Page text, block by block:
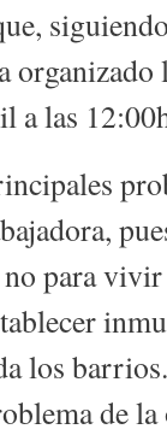
a las
para
los
de